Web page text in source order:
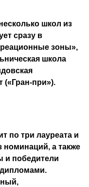
школ из
сразу в
зоны»,
школа
(«Гран-при»).
по три лауреата и
номинаций, а также
и победители